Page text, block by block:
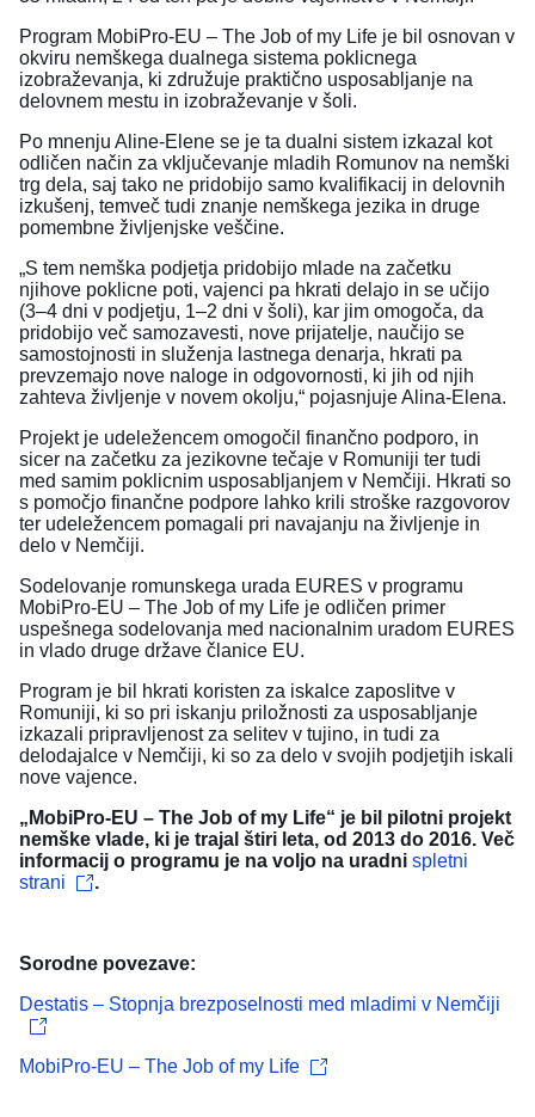
Program MobiPro-EU – The Job of my Life je bil osnovan v
okviru nemškega dualnega sistema poklicnega
izobraževanja, ki združuje praktično usposabljanje na
delovnem mestu in izobraževanje v šoli.
Po mnenju Aline-Elene se je ta dualni sistem izkazal kot
odličen način za vključevanje mladih Romunov na nemški
trg dela, saj tako ne pridobijo samo kvalifikacij in delovnih
izkušenj, temveč tudi znanje nemškega jezika in druge
pomembne življenjske veščine.
„S tem nemška podjetja pridobijo mlade na začetku
njihove poklicne poti, vajenci pa hkrati delajo in se učijo
(3–4 dni v podjetju, 1–2 dni v šoli), kar jim omogoča, da
pridobijo več samozavesti, nove prijatelje, naučijo se
samostojnosti in služenja lastnega denarja, hkrati pa
prevzemajo nove naloge in odgovornosti, ki jih od njih
zahteva življenje v novem okolju,“ pojasnjuje Alina-Elena.
Projekt je udeležencem omogočil finančno podporo, in
sicer na začetku za jezikovne tečaje v Romuniji ter tudi
med samim poklicnim usposabljanjem v Nemčiji. Hkrati so
s pomočjo finančne podpore lahko krili stroške razgovorov
ter udeležencem pomagali pri navajanju na življenje in
delo v Nemčiji.
Sodelovanje romunskega urada EURES v programu
MobiPro-EU – The Job of my Life je odličen primer
uspešnega sodelovanja med nacionalnim uradom EURES
in vlado druge države članice EU.
Program je bil hkrati koristen za iskalce zaposlitve v
Romuniji, ki so pri iskanju priložnosti za usposabljanje
izkazali pripravljenost za selitev v tujino, in tudi za
delodajalce v Nemčiji, ki so za delo v svojih podjetjih iskali
nove vajence.
„MobiPro-EU – The Job of my Life“ je bil pilotni projekt
nemške vlade, ki je trajal štiri leta, od 2013 do 2016. Več
informacij o programu je na voljo na uradni spletni
strani
.
Sorodne povezave:
Destatis – Stopnja brezposelnosti med mladimi v Nemčiji
MobiPro-EU – The Job of my Life